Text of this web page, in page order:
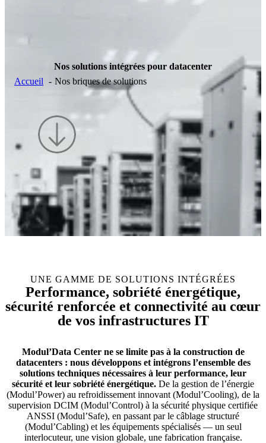
Nos solutions intégrées pour datacenter
Accueil
Nos briques de solutions
UNE GAMME DE SOLUTIONS INTÉGRÉES
Performance, sobriété énergétique,
sécurité renforcée et connectivité au cœur
de vos infrastructures IT
Modul’Data Center ne se limite pas à la construction de
datacenters : nous développons et intégrons l’ensemble des
solutions techniques nécessaires à leur performance, leur
sécurité et leur sobriété énergétique. De la gestion de l’énergie
(Modul’Power) au refroidissement innovant (Modul’Cooling), de la
supervision DCIM (Modul’Control) à la sécurité physique certifiée
ANSSI (Modul’Safe), en passant par le câblage structuré
(Modul’Cabling) et les équipements spécialisés — un seul
interlocuteur, une vision globale, une fabrication française.